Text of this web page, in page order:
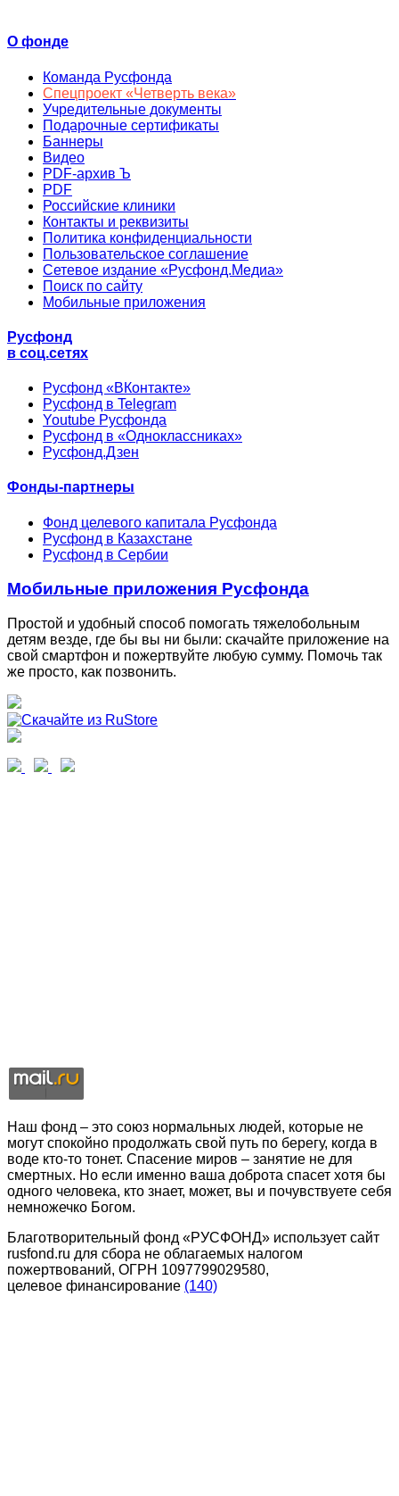
О фонде
Команда Русфонда
Спецпроект «Четверть века»
Учредительные документы
Подарочные сертификаты
Баннеры
Видео
PDF-архив Ъ
PDF
Российские клиники
Контакты и реквизиты
Политика конфиденциальности
Пользовательское соглашение
Сетевое издание «Русфонд.Медиа»
Поиск по сайту
Мобильные приложения
Русфонд
в соц.сетях
Русфонд «ВКонтакте»
Русфонд в Telegram
Youtube Русфонда
Русфонд в «Одноклассниках»
Русфонд.Дзен
Фонды-партнеры
Фонд целевого капитала Русфонда
Русфонд в Казахстане
Русфонд в Сербии
Мобильные приложения Русфонда
Простой и удобный способ помогать тяжелобольным
детям везде, где бы вы ни были: скачайте приложение на
свой смартфон и пожертвуйте любую сумму. Помочь так
же просто, как позвонить.
Наш фонд – это союз нормальных людей, которые не
могут спокойно продолжать свой путь по берегу, когда в
воде кто-то тонет. Спасение миров – занятие не для
смертных. Но если именно ваша доброта спасет хотя бы
одного человека, кто знает, может, вы и почувствуете себя
немножечко Богом.
Благотворительный фонд «РУСФОНД» использует сайт
rusfond.ru для сбора не облагаемых налогом
пожертвований, ОГРН 1097799029580,
целевое финансирование (140)